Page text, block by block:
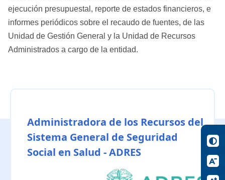
ejecución presupuestal, reporte de estados financieros, e
informes periódicos sobre el recaudo de fuentes, de las
Unidad de Gestión General y la Unidad de Recursos
Administrados a cargo de la entidad.
Administradora de los Recursos del
Sistema General de Seguridad
Social en Salud - ADRES